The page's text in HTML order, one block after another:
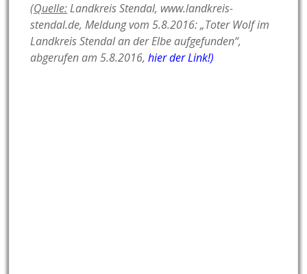
(Quelle:Landkreis Stendal, www.landkreis-
stendal.de, Meldung vom 5.8.2016: „Toter Wolf im
Landkreis Stendal an der Elbe aufgefunden“,
abgerufen am 5.8.2016,hier der Link!)